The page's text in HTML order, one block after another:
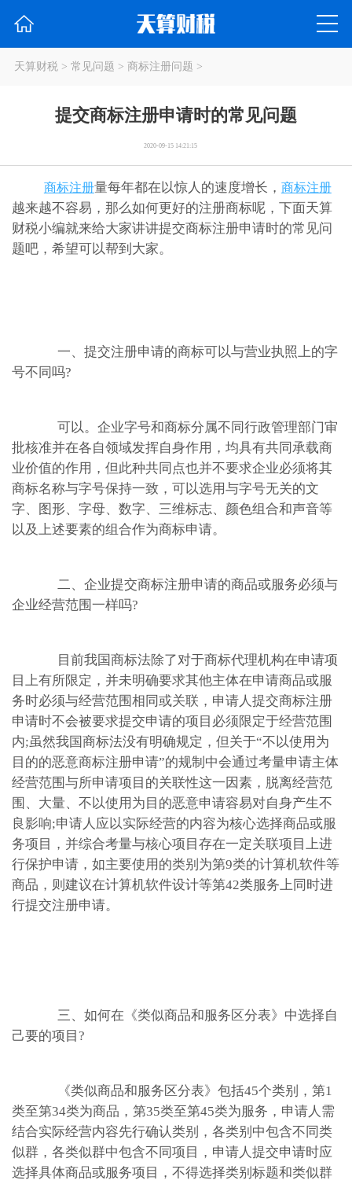
天算财税 > 常见问题 > 商标注册问题 >
提交商标注册申请时的常见问题
2020-09-15 14:21:15
商标注册量每年都在以惊人的速度增长， 商标注册
越来越不容易，那么如何更好的注册商标呢，下面天算
财税小编就来给大家讲讲提交商标注册申请时的常见问
题吧，希望可以帮到大家。
一、提交注册申请的商标可以与营业执照上的字
号不同吗?
可以。企业字号和商标分属不同行政管理部门审
批核准并在各自领域发挥自身作用，均具有共同承载商
业价值的作用，但此种共同点也并不要求企业必须将其
商标名称与字号保持一致，可以选用与字号无关的文
字、图形、字母、数字、三维标志、颜色组合和声音等
以及上述要素的组合作为商标申请。
二、企业提交商标注册申请的商品或服务必须与
企业经营范围一样吗?
目前我国商标法除了对于商标代理机构在申请项
目上有所限定，并未明确要求其他主体在申请商品或服
务时必须与经营范围相同或关联，申请人提交商标注册
申请时不会被要求提交申请的项目必须限定于经营范围
内;虽然我国商标法没有明确规定，但关于“不以使用为
目的的恶意商标注册申请”的规制中会通过考量申请主体
经营范围与所申请项目的关联性这一因素，脱离经营范
围、大量、不以使用为目的恶意申请容易对自身产生不
良影响;申请人应以实际经营的内容为核心选择商品或服
务项目，并综合考量与核心项目存在一定关联项目上进
行保护申请，如主要使用的类别为第9类的计算机软件等
商品，则建议在计算机软件设计等第42类服务上同时进
行提交注册申请。
三、如何在《类似商品和服务区分表》中选择自
己要的项目?
《类似商品和服务区分表》包括45个类别，第1
类至第34类为商品，第35类至第45类为服务，申请人需
结合实际经营内容先行确认类别，各类别中包含不同类
似群，各类似群中包含不同项目，申请人提交申请时应
选择具体商品或服务项目，不得选择类别标题和类似群